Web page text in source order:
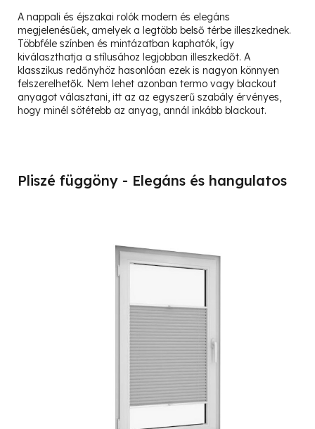
A nappali és éjszakai rolók modern és elegáns
megjelenésűek, amelyek a legtöbb belső térbe illeszkednek.
Többféle színben és mintázatban kaphatók, így
kiválaszthatja a stílusához legjobban illeszkedőt. A
klasszikus redőnyhöz hasonlóan ezek is nagyon könnyen
felszerelhetők. Nem lehet azonban termo vagy blackout
anyagot választani, itt az az egyszerű szabály érvényes,
hogy minél sötétebb az anyag, annál inkább blackout.
Pliszé függöny - Elegáns és hangulatos